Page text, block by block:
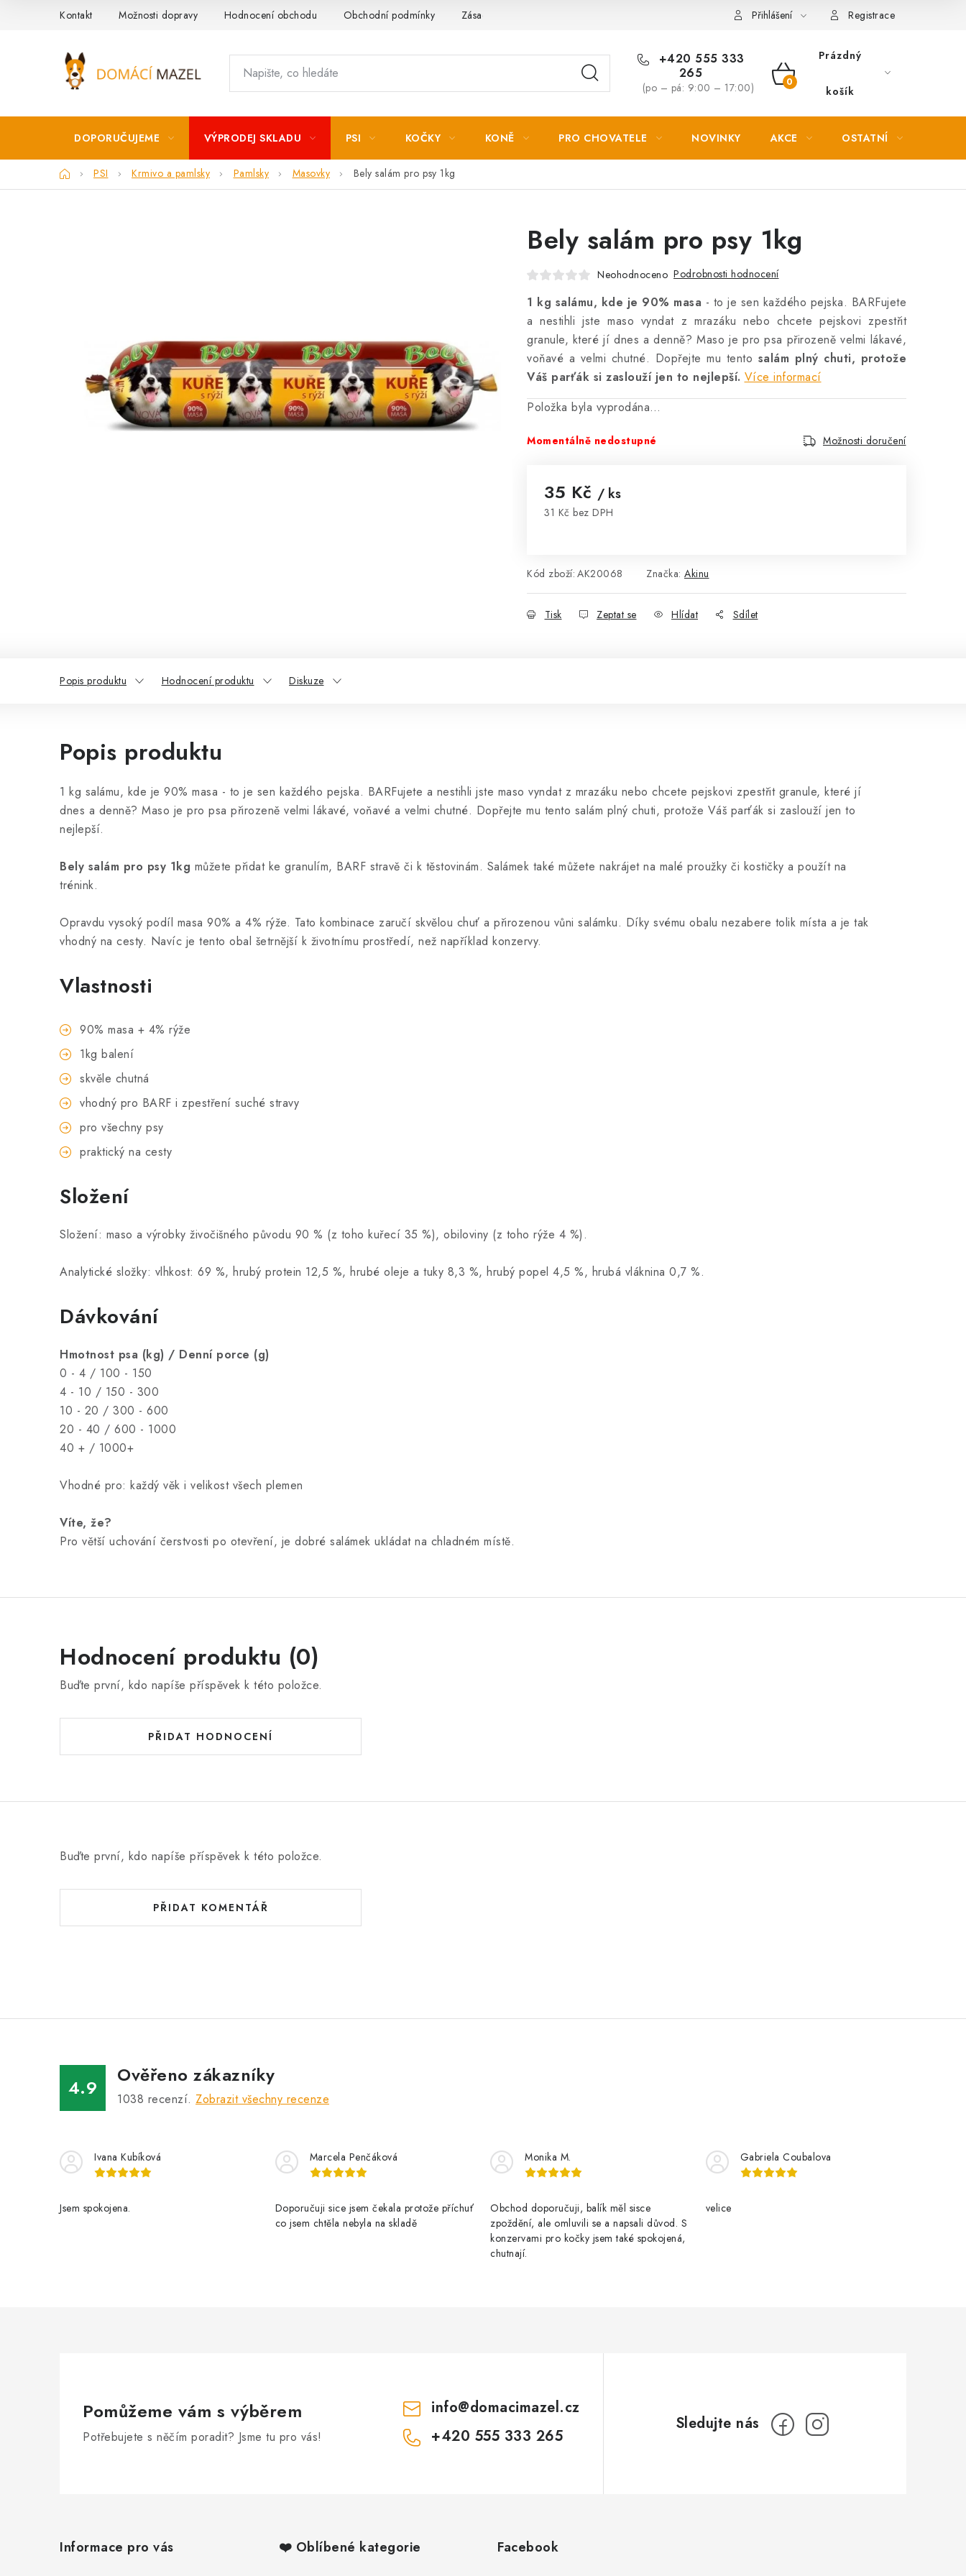
Kontakt Možnosti dopravy Hodnocení obchodu Obchodní podmínky Zásady zpracování osobních údajů Přihlášení Registrace
+420 555 333
265
(po – pá: 9:00 – 17:00)
NÁKUPNÍ
Prázdný
košík
DOPORUČUJEME VÝPRODEJ SKLADU PSI KOČKY KONĚ PRO CHOVATELE NOVINKY AKCE OSTATNÍ
DomůPSI Krmivo a pamlsky Pamlsky Masovky Bely salám pro psy 1kg
Bely salám pro psy 1kg
Neohodnoceno Podrobnosti hodnocení
1 kg salámu, kde je 90% masa - to je sen každého pejska. BARFujete
a nestihli jste maso vyndat z mrazáku nebo chcete pejskovi zpestřit
granule, které jí dnes a denně? Maso je pro psa přirozeně velmi lákavé,
voňavé a velmi chutné. Dopřejte mu tento salám plný chuti, protože
Váš parťák si zaslouží jen to nejlepší. Více informací
Položka byla vyprodána…
Momentálně nedostupné Možnosti doručení
35 Kč / ks
31 Kč bez DPH
Kód zboží: AK20068 Značka: Akinu
Tisk Zeptat se Hlídat Sdílet
Popis produktu Hodnocení produktu Diskuze
Popis produktu
1 kg salámu, kde je 90% masa - to je sen každého pejska. BARFujete a nestihli jste maso vyndat z mrazáku nebo chcete pejskovi zpestřit granule, které jí
dnes a denně? Maso je pro psa přirozeně velmi lákavé, voňavé a velmi chutné. Dopřejte mu tento salám plný chuti, protože Váš parťák si zaslouží jen to
nejlepší.
Bely salám pro psy 1kg můžete přidat ke granulím, BARF stravě či k těstovinám. Salámek také můžete nakrájet na malé proužky či kostičky a použít na
trénink.
Opravdu vysoký podíl masa 90% a 4% rýže. Tato kombinace zaručí skvělou chuť a přirozenou vůni salámku. Díky svému obalu nezabere tolik místa a je tak
vhodný na cesty. Navíc je tento obal šetrnější k životnímu prostředí, než například konzervy.
Vlastnosti
90% masa + 4% rýže
1kg balení
skvěle chutná
vhodný pro BARF i zpestření suché stravy
pro všechny psy
praktický na cesty
Složení
Složení: maso a výrobky živočišného původu 90 % (z toho kuřecí 35 %), obiloviny (z toho rýže 4 %).
Analytické složky: vlhkost: 69 %, hrubý protein 12,5 %, hrubé oleje a tuky 8,3 %, hrubý popel 4,5 %, hrubá vláknina 0,7 %.
Dávkování
Hmotnost psa (kg) / Denní porce (g)
0 - 4 / 100 - 150
4 - 10 / 150 - 300
10 - 20 / 300 - 600
20 - 40 / 600 - 1000
40 + / 1000+
Vhodné pro: každý věk i velikost všech plemen
Víte, že?
Pro větší uchování čerstvosti po otevření, je dobré salámek ukládat na chladném místě.
Hodnocení produktu (0)
Buďte první, kdo napíše příspěvek k této položce.
PŘIDAT HODNOCENÍ
Buďte první, kdo napíše příspěvek k této položce.
PŘIDAT KOMENTÁŘ
4.9
Ověřeno zákazníky
1038 recenzí. Zobrazit všechny recenze
Ivana Kubíková
Jsem spokojena.
Marcela Penčáková
Doporučuji sice jsem čekala protože příchuť
co jsem chtěla nebyla na skladě
Monika M.
Obchod doporučuji, balík měl sisce
zpoždění, ale omluvili se a napsali důvod. S
konzervami pro kočky jsem také spokojená,
chutnají.
Gabriela Coubalova
velice
Pomůžeme vám s výběrem
Potřebujete s něčím poradit? Jsme tu pro vás!
info@domacimazel.cz
+420 555 333 265
Informace pro vás ❤️ Oblíbené kategorie Facebook